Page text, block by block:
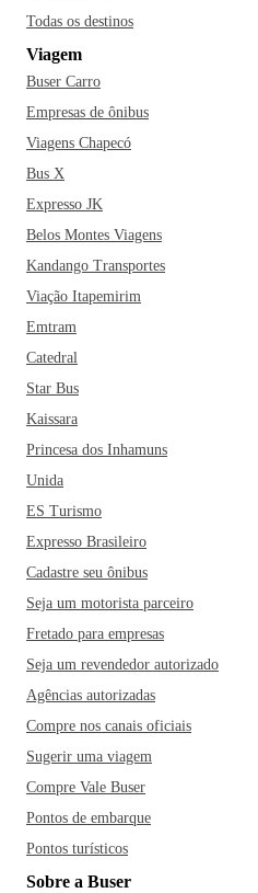
Todas os destinos
Viagem
Buser Carro
Empresas de ônibus
Viagens Chapecó
Bus X
Expresso JK
Belos Montes Viagens
Kandango Transportes
Viação Itapemirim
Emtram
Catedral
Star Bus
Kaissara
Princesa dos Inhamuns
Unida
ES Turismo
Expresso Brasileiro
Cadastre seu ônibus
Seja um motorista parceiro
Fretado para empresas
Seja um revendedor autorizado
Agências autorizadas
Compre nos canais oficiais
Sugerir uma viagem
Compre Vale Buser
Pontos de embarque
Pontos turísticos
Sobre a Buser